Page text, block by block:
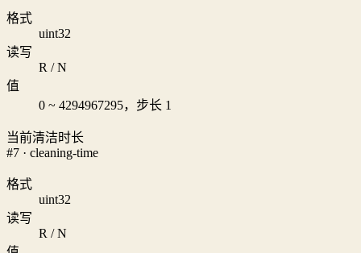
格式
uint32
读写
R / N
值
0 ~ 4294967295，步长 1
当前清洁时长
#7 · cleaning-time
格式
uint32
读写
R / N